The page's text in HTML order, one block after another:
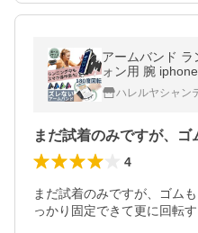
アームバンド ラ
ォン用 腕
ャレ ジョギング
ームポーチ ズレ
ハレルヤシャン
4
まだ試着のみですが、ゴム
っかり固定できて更に回転